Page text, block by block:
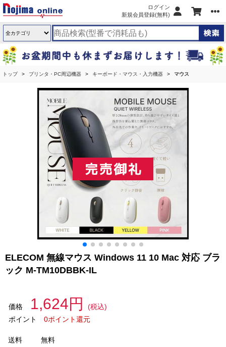
ログイン
新規会員登録(無料)
トップ プリンタ・PC周辺機器 キーボード・マウス・入力機器 マウス
ELECOM 無線マウス Windows 11 10 Mac 対応 ブラ
ック M-TM10DBBK-IL
価格 1,624円
(税込)
ポイント
0ポイント還元
送料
無料